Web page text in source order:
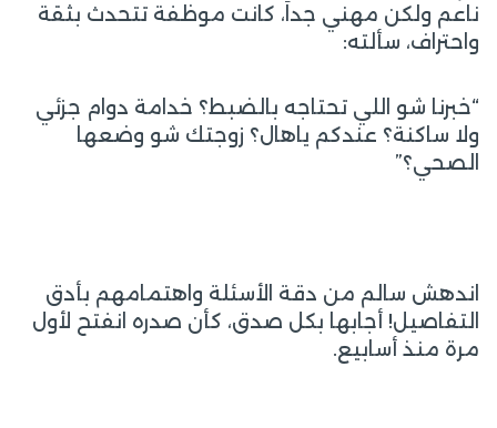
ناعم ولكن مهني جداً، كانت موظفة تتحدث بثقة
واحتراف، سألته:
“خبرنا شو اللي تحتاجه بالضبط؟ خدامة دوام جزئي
ولا ساكنة؟ عندكم ياهال؟ زوجتك شو وضعها
الصحي؟”
اندهش سالم من دقة الأسئلة واهتمامهم بأدق
التفاصيل! أجابها بكل صدق، كأن صدره انفتح لأول
مرة منذ أسابيع.